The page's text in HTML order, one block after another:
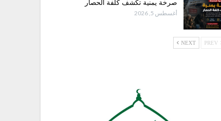
صرخة يمنية تكشف كلفة الحصار
أغسطس 5, 2026
NEXT